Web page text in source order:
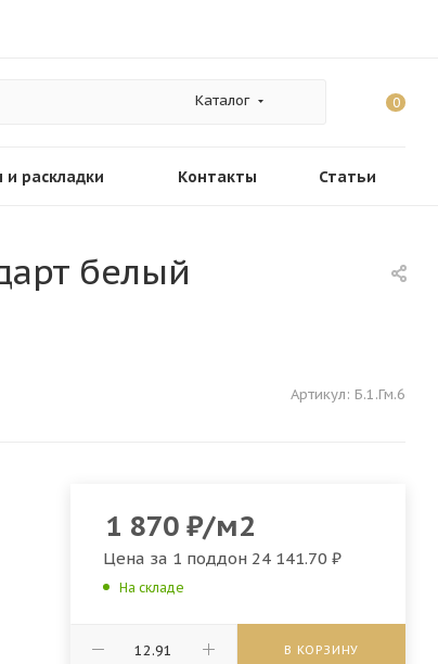
Каталог 0
и раскладки Контакты Статьи
белый
Артикул: Б.1.Гм.6
1 870₽/м2
Цена за 1 поддон 24 141.70 ₽
На складе
В КОРЗИНУ